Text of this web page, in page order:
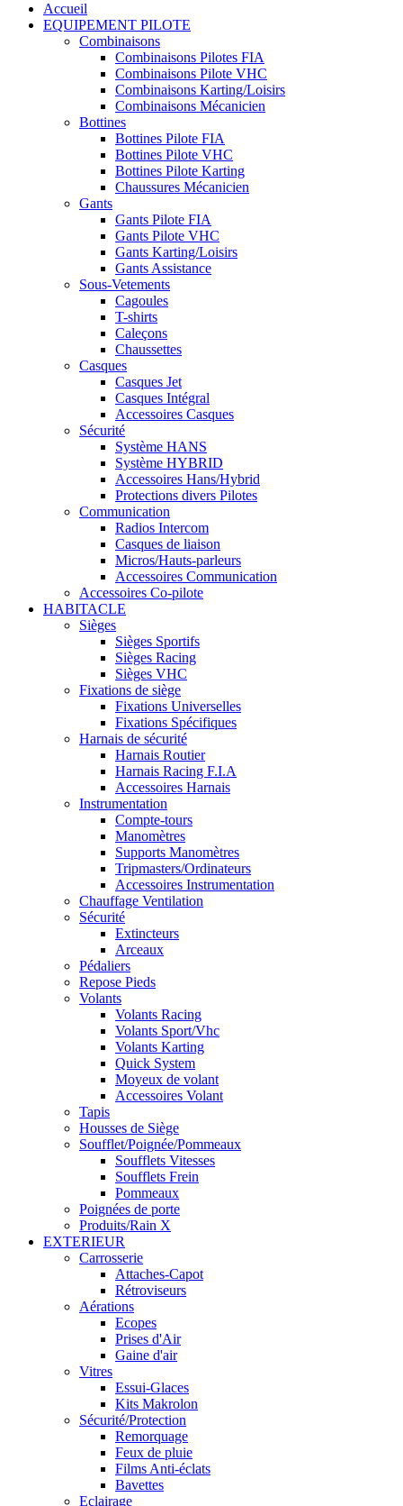
Accueil
EQUIPEMENT PILOTE
Combinaisons
Combinaisons Pilotes FIA
Combinaisons Pilote VHC
Combinaisons Karting/Loisirs
Combinaisons Mécanicien
Bottines
Bottines Pilote FIA
Bottines Pilote VHC
Bottines Pilote Karting
Chaussures Mécanicien
Gants
Gants Pilote FIA
Gants Pilote VHC
Gants Karting/Loisirs
Gants Assistance
Sous-Vetements
Cagoules
T-shirts
Caleçons
Chaussettes
Casques
Casques Jet
Casques Intégral
Accessoires Casques
Sécurité
Système HANS
Système HYBRID
Accessoires Hans/Hybrid
Protections divers Pilotes
Communication
Radios Intercom
Casques de liaison
Micros/Hauts-parleurs
Accessoires Communication
Accessoires Co-pilote
HABITACLE
Sièges
Sièges Sportifs
Sièges Racing
Sièges VHC
Fixations de siège
Fixations Universelles
Fixations Spécifiques
Harnais de sécurité
Harnais Routier
Harnais Racing F.I.A
Accessoires Harnais
Instrumentation
Compte-tours
Manomètres
Supports Manomètres
Tripmasters/Ordinateurs
Accessoires Instrumentation
Chauffage Ventilation
Sécurité
Extincteurs
Arceaux
Pédaliers
Repose Pieds
Volants
Volants Racing
Volants Sport/Vhc
Volants Karting
Quick System
Moyeux de volant
Accessoires Volant
Tapis
Housses de Siège
Soufflet/Poignée/Pommeaux
Soufflets Vitesses
Soufflets Frein
Pommeaux
Poignées de porte
Produits/Rain X
EXTERIEUR
Carrosserie
Attaches-Capot
Rétroviseurs
Aérations
Ecopes
Prises d'Air
Gaine d'air
Vitres
Essui-Glaces
Kits Makrolon
Sécurité/Protection
Remorquage
Feux de pluie
Films Anti-éclats
Bavettes
Eclairage